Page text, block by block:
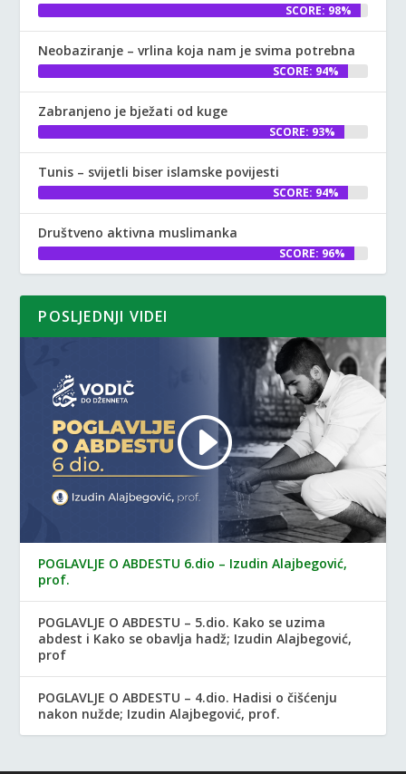
SCORE: 98%
Neobaziranje – vrlina koja nam je svima potrebna
SCORE: 94%
Zabranjeno je bježati od kuge
SCORE: 93%
Tunis – svijetli biser islamske povijesti
SCORE: 94%
Društveno aktivna muslimanka
SCORE: 96%
POSLJEDNJI VIDEI
POGLAVLJE O ABDESTU 6.dio – Izudin Alajbegović,
prof.
POGLAVLJE O ABDESTU – 5.dio. Kako se uzima
abdest i Kako se obavlja hadž; Izudin Alajbegović,
prof
POGLAVLJE O ABDESTU – 4.dio. Hadisi o čišćenju
nakon nužde; Izudin Alajbegović, prof.